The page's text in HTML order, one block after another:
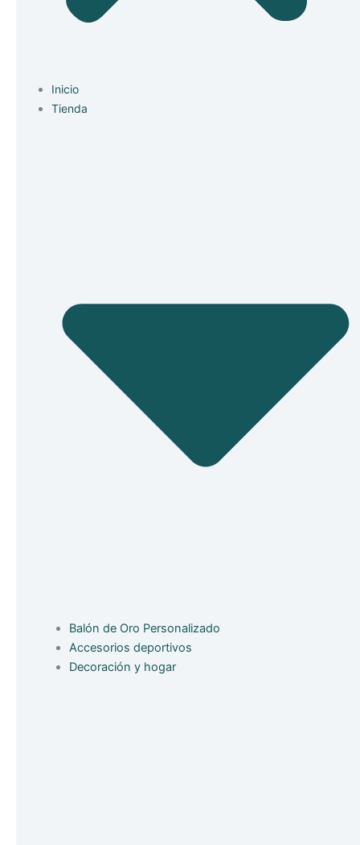
Inicio
Tienda
Balón de Oro Personalizado
Accesorios deportivos
Decoración y hogar